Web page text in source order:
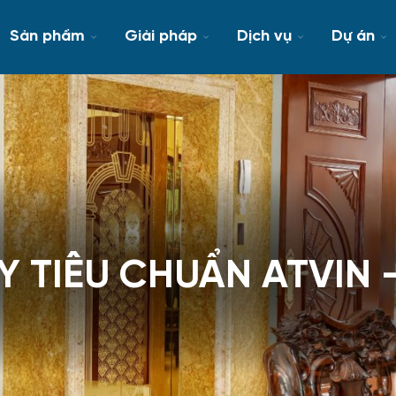
Sản phẩm Giải pháp Dịch vụ Dự án
TIÊU CHUẨN